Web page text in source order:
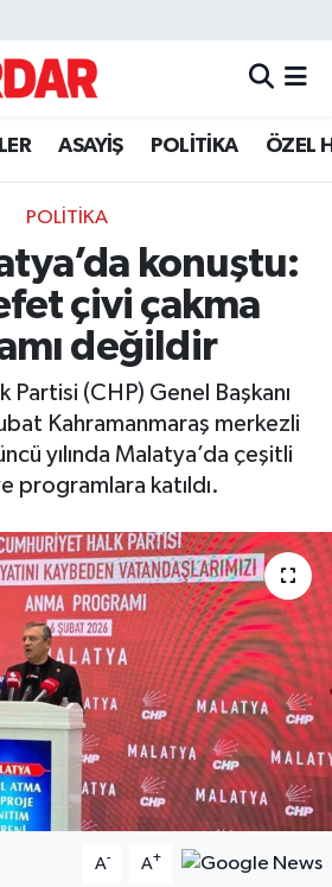
ASAYİŞ POLİTİKA ÖZEL
POLİTİKA
konuştu:
çivi çakma
değildir
Partisi (CHP) Genel Başkanı
Kahramanmaraş merkezli
yılında Malatya’da çeşitli
programlara katıldı.
A- A+
Durumu ve Fikstür